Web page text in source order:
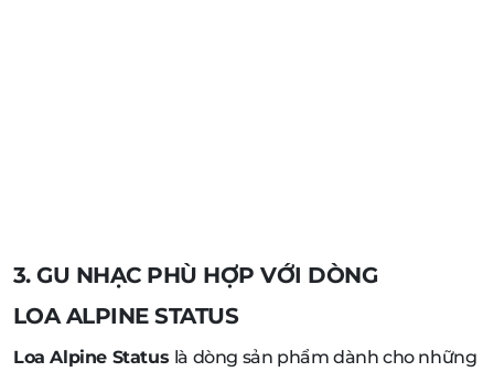
3. GU NHẠC PHÙ HỢP VỚI DÒNG
LOA ALPINE STATUS
Loa Alpine Status là dòng sản phẩm dành cho những